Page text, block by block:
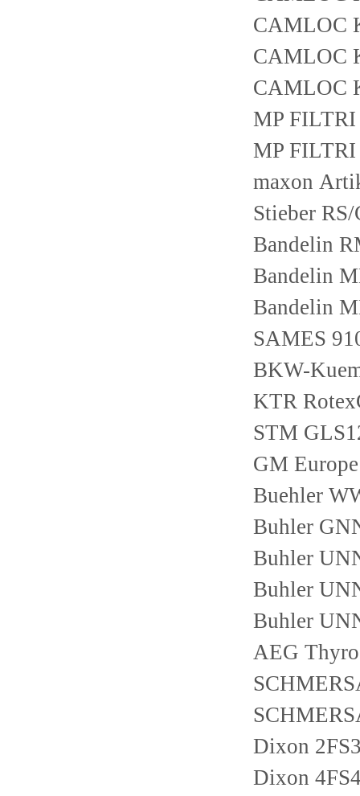
CAMLOC
CAMLOC
CAMLOC
MP
MP
maxon
Stieber
Bandelin
Bandelin
Bandelin
SAMES
BKW-
KTR
STM
GM
Buehler
Buhler
Buhler
Buhler
Buhler
AEG
Dixon
Dixon